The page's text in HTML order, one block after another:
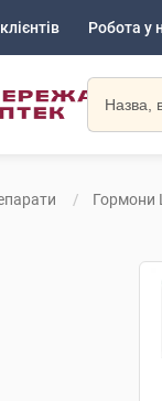
Робота у
Гормони